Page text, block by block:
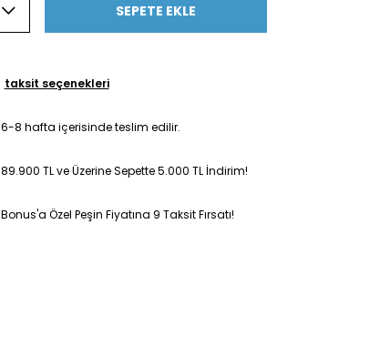
SEPETE EKLE
taksit seçenekleri
6-8 hafta içerisinde teslim edilir.
89.900 TL ve Üzerine Sepette 5.000 TL İndirim!
Bonus'a Özel Peşin Fiyatına 9 Taksit Fırsatı!